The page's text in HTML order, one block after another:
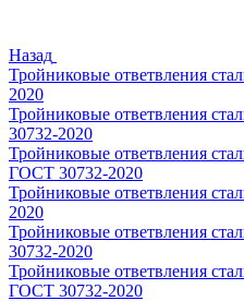
Назад
Тройниковые ответвления
2020
Тройниковые ответвления
30732-2020
Тройниковые ответвления
ГОСТ 30732-2020
Тройниковые ответвления
2020
Тройниковые ответвления
30732-2020
Тройниковые ответвления
ГОСТ 30732-2020